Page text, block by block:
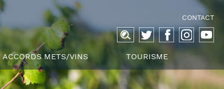
CONTACT
Recherche
pour :
ACCORDS METS/VINS TOURISME